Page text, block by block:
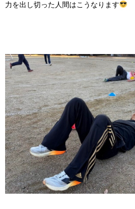
力を出し切った人間はこうなります